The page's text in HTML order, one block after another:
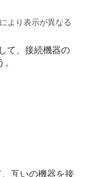
より表示が異なる
て、接続機器の
、互いの機器を接